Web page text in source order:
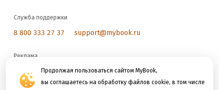
Продолжая пользоваться сайтом MyBook,
вы соглашаетесь на обработку файлов cookie, в том числе
Служба поддержки
8 800 333 27 37 support@mybook.ru
Реклама
reklama@litres.ru